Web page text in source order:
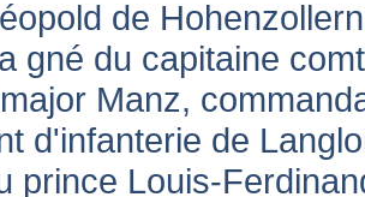
de
gné du capitaine
Manz,
d'infanterie de
prince Louis-